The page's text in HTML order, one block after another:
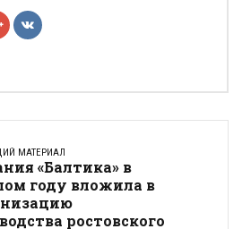
МАТЕРИАЛ
«Балтика» в
году вложила в
ростовского